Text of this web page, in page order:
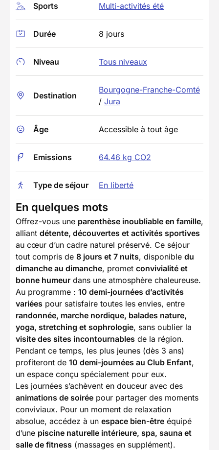
Sports Multi-activités été
Durée 8 jours
Niveau Tous niveaux
Destination
Bourgogne-Franche-Comté
/ Jura
Âge Accessible à tout âge
Emissions 64.46 kg CO2
Type de séjour En liberté
En quelques mots
Offrez-vous une parenthèse inoubliable en famille,
alliant détente, découvertes et activités sportives
au cœur d’un cadre naturel préservé. Ce séjour
tout compris de 8 jours et 7 nuits, disponible du
dimanche au dimanche, promet convivialité et
bonne humeur dans une atmosphère chaleureuse.
Au programme : 10 demi-journées d’activités
variées pour satisfaire toutes les envies, entre
randonnée, marche nordique, balades nature,
yoga, stretching et sophrologie, sans oublier la
visite des sites incontournables de la région.
Pendant ce temps, les plus jeunes (dès 3 ans)
profiteront de 10 demi-journées au Club Enfant,
un espace conçu spécialement pour eux.
Les journées s’achèvent en douceur avec des
animations de soirée pour partager des moments
conviviaux. Pour un moment de relaxation
absolue, accédez à un espace bien-être équipé
d’une piscine naturelle intérieure, spa, sauna et
salle de fitness (massages en supplément).